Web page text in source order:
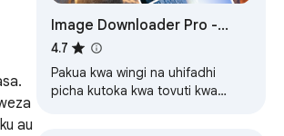
au
Image Downloader Pro -
Pakua Picha kwa Wingi
kutoka kwa Tovuti
4.7
Pakua kwa wingi na uhifadhi
picha kutoka kwa tovuti kwa